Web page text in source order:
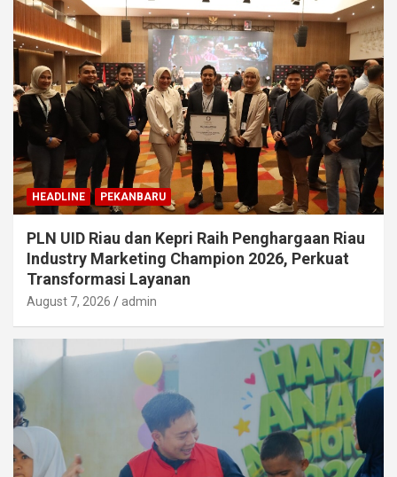
HEADLINE PEKANBARU
PLN UID Riau dan Kepri Raih Penghargaan Riau
Industry Marketing Champion 2026, Perkuat
Transformasi Layanan
August 7, 2026 admin